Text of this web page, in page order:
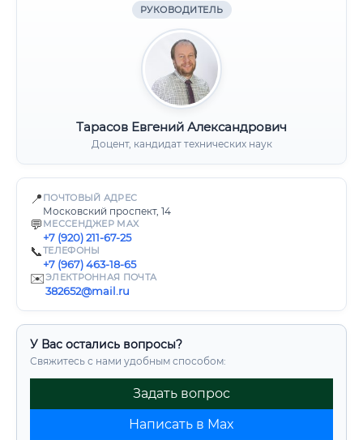
РУКОВОДИТЕЛЬ
Тарасов Евгений Александрович
Доцент, кандидат технических наук
📍 ПОЧТОВЫЙ АДРЕС
Московский проспект, 14
💬 МЕССЕНДЖЕР MAX
+7 (920) 211-67-25
📞ТЕЛЕФОНЫ
+7 (967) 463-18-65
✉️ЭЛЕКТРОННАЯ ПОЧТА
382652@mail.ru
У Вас остались вопросы?
Свяжитесь с нами удобным способом:
Задать вопрос
Написать в Max